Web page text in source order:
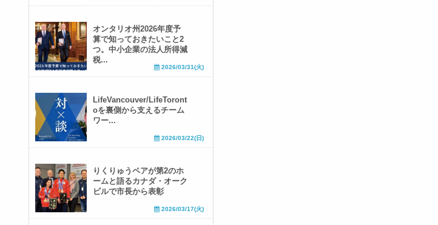
オンタリオ州2026年度予
算で知っておきたいこと2
つ。中小企業の法人所得減
税...
2026/03/31(火)
LifeVancouver/LifeToront
oを裏側から支えるチーム
ワー...
2026/03/22(日)
りくりゅうペアが第2のホ
ームと語るカナダ・オーク
ビルで市長から表彰
2026/03/17(火)